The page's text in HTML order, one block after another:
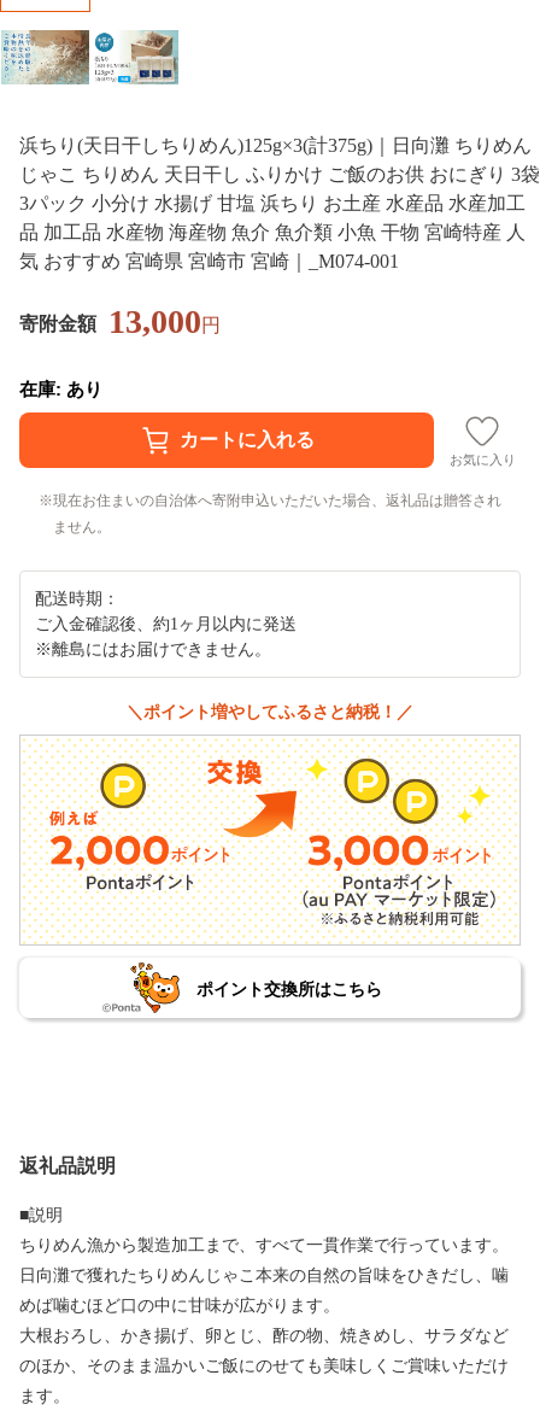
浜ちり(天日干しちりめん)125g×3(計375g)｜日向灘 ちりめん
じゃこ ちりめん 天日干し ふりかけ ご飯のお供 おにぎり 3袋
3パック 小分け 水揚げ 甘塩 浜ちり お土産 水産品 水産加工
品 加工品 水産物 海産物 魚介 魚介類 小魚 干物 宮崎特産 人
気 おすすめ 宮崎県 宮崎市 宮崎｜_M074-001
寄附金額 13,000円
在庫: あり
お気に入り
現在お住まいの自治体へ寄附申込いただいた場合、返礼品は贈答され
ません。
配送時期：
ご入金確認後、約1ヶ月以内に発送
※離島にはお届けできません。
＼ポイント増やしてふるさと納税！／
ポイント交換所はこちら
返礼品説明
■説明
ちりめん漁から製造加工まで、すべて一貫作業で行っています。
日向灘で獲れたちりめんじゃこ本来の自然の旨味をひきだし、噛
めば噛むほど口の中に甘味が広がります。
大根おろし、かき揚げ、卵とじ、酢の物、焼きめし、サラダなど
のほか、そのまま温かいご飯にのせても美味しくご賞味いただけ
ます。